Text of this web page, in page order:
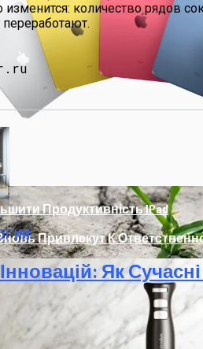
«Хаббл» Показал Необычную
Продуктивність IPad
Привлекут К
изменится: количество рядов
Як